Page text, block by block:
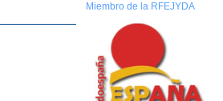
Miembro de la RFEJYDA